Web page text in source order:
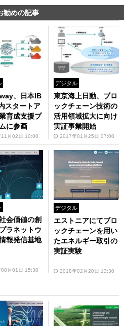
勧めの記事
、日本IB
スタートア
育成支援プ
に参画
月02日 10:00
デジタル
東京海上日動、ブロ
ックチェーン技術の
活用領域拡大に向け
実証事業開始
2017年01月25日 07:00
会価値の創
ラネットウ
報発信基地
月01日 15:30
デジタル
エストニアにてブロ
ックチェーンを用い
たエネルギー取引の
実証実験
2018年02月20日 13:30